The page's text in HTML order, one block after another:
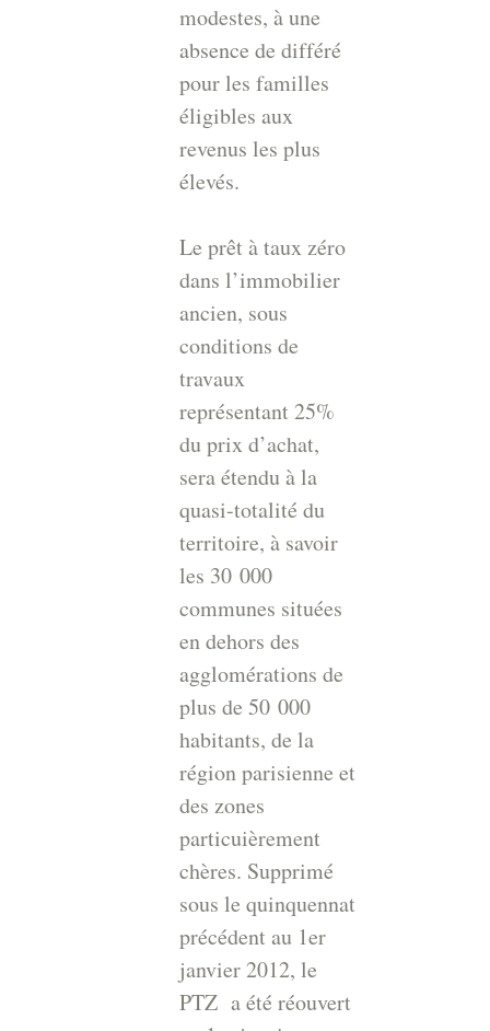
modestes, à une
absence de différé
pour les familles
éligibles aux
revenus les plus
élevés.
Le prêt à taux zéro
dans l’immobilier
ancien, sous
conditions de
travaux
représentant 25%
du prix d’achat,
sera étendu à la
quasi-totalité du
territoire, à savoir
les 30 000
communes situées
en dehors des
agglomérations de
plus de 50 000
habitants, de la
région parisienne et
des zones
particuièrement
chères. Supprimé
sous le quinquennat
précédent au 1er
janvier 2012, le
PTZ a été réouvert